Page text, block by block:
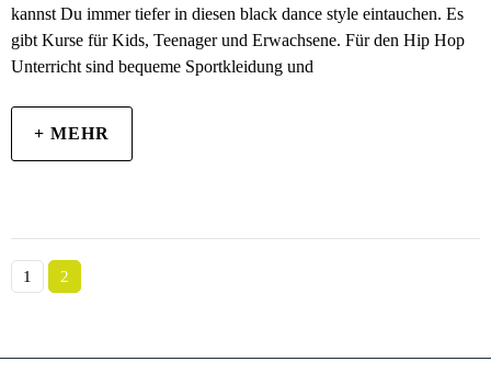
kannst Du immer tiefer in diesen black dance style eintauchen. Es
gibt Kurse für Kids, Teenager und Erwachsene. Für den Hip Hop
Unterricht sind bequeme Sportkleidung und
+ MEHR
1 2